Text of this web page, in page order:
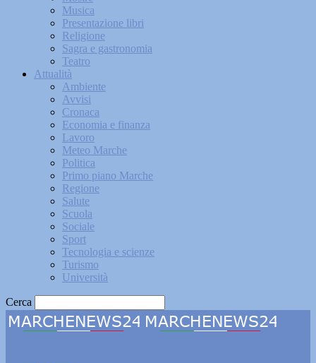
Musica
Presentazione libri
Religione
Sagra e gastronomia
Teatro
Attualità
Ambiente
Avvisi
Cronaca
Economia e finanza
Lavoro
Meteo Marche
Politica
Primo piano Marche
Regione
Salute
Scuola
Sociale
Sport
Tecnologia e scienze
Turismo
Università
Cerca